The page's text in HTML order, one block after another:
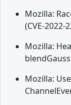
Mozilla:
(CVE-2022-
Mozilla:
Mozilla: